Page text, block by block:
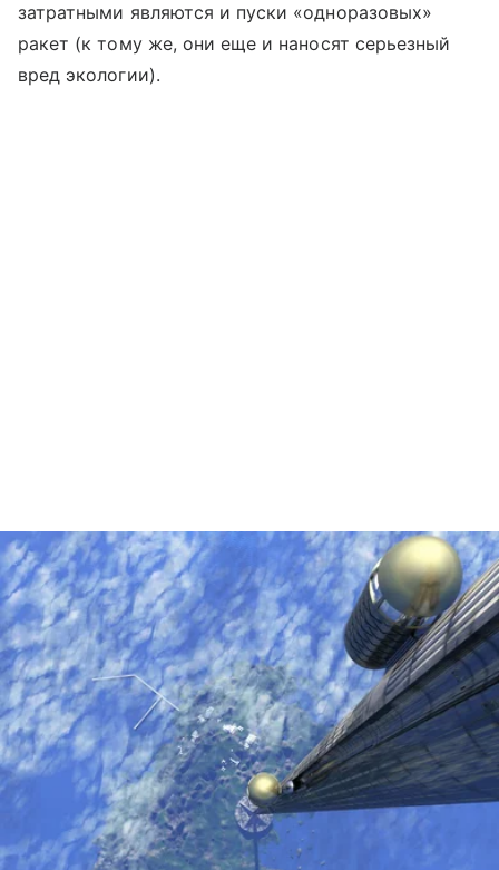
затратными являются и пуски «одноразовых»
ракет (к тому же, они еще и наносят серьезный
вред экологии).